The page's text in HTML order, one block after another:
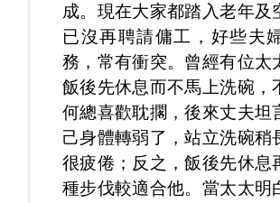
成。現在大家都踏入老年及
已沒再聘請傭工，好些夫
務，常有衝突。曾經有位太
飯後先休息而不馬上洗碗，
何總喜歡耽擱，後來丈夫坦
己身體轉弱了，站立洗碗稍
很疲倦；反之，飯後先休息
種步伐較適合他。當太太明